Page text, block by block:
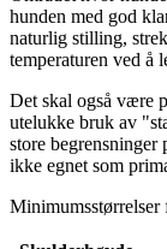
hunden med god
naturlig stilling,
temperaturen ved å
Det skal også være
utelukke bruk av
store begrensninger
ikke egnet som
Minimumsstørrelser